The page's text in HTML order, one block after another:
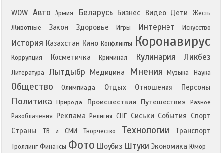
WOW Авто Армия Беларусь Бизнес Видео Дети
Жесть
Животные
Закон Здоровье Игры Интернет Искусство
История Казахстан Кино Конфликты Коронавирус
Коррупция Косметичка Криминал Кулинария Ликбез
Литература Лытдыбр Медицина Мнения Музыка Наука
Общество Олимпиада Отдых Отношения Персоны
Политика Природа Происшествия Путешествия
Разное
Разоблачения
Реклама Религия СНГ Сиськи События Спорт
Страны
ТВ и СМИ Творчество Технологии Транспорт
Троллинг Финансы Фото Шоубиз Штуки Экономика Юмор